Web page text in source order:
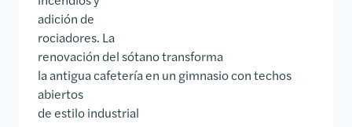
adición de
rociadores. La
renovación del sótano transforma
la antigua cafetería en un gimnasio con techos
abiertos
de estilo industrial